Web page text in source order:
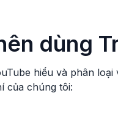
dùng
hiểu và phân
của chúng tôi: